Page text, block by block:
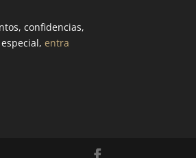
confidencias,
entra